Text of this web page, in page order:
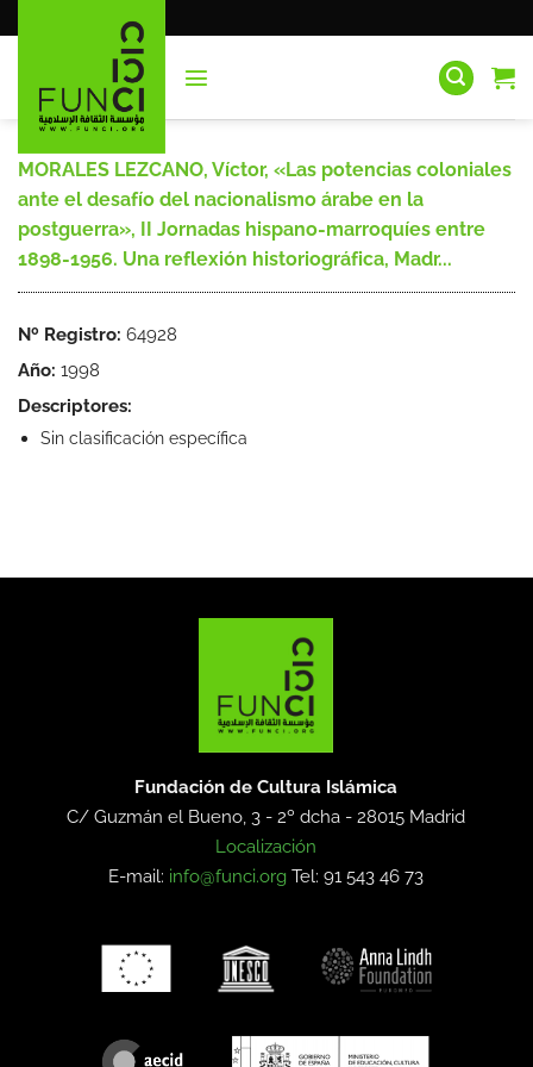
al
MORALES LEZCANO, Víctor, «Las potencias coloniales
ante el desafío del nacionalismo árabe en la
postguerra», II Jornadas hispano-marroquíes entre
1898-1956. Una reflexión historiográfica, Madr...
Nº Registro: 64928
Año: 1998
Descriptores:
Sin clasificación específica
Fundación de Cultura Islámica
C/ Guzmán el Bueno, 3 - 2º dcha -28015 Madrid
Localización
E-mail: info@funci.org Tel: 91 543 46 73